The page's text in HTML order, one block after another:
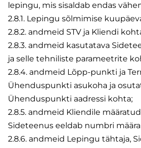
lepingu, mis sisaldab endas
2.8.1. Lepingu sõlmimise
2.8.2. andmeid STV ja Kliendi
2.8.3. andmeid kasutatava
ja selle tehniliste parameetrite
2.8.4. andmeid Lõpp-punkti ja
Ühenduspunkti asukoha ja
Ühenduspunkti aadressi kohta;
2.8.5. andmeid Kliendile
Sideteenus eeldab numbri
2.8.6. andmeid Lepingu tähtaja,